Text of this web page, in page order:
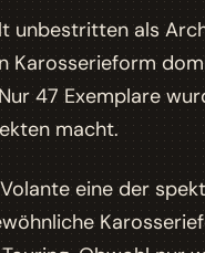
unbestritten als
Karosserieform
47 Exemplare
macht.
eine der